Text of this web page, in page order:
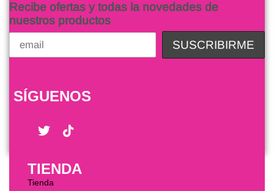
Recibe ofertas y todas la novedades de
nuestros productos
SÍGUENOS
TIENDA
Tienda